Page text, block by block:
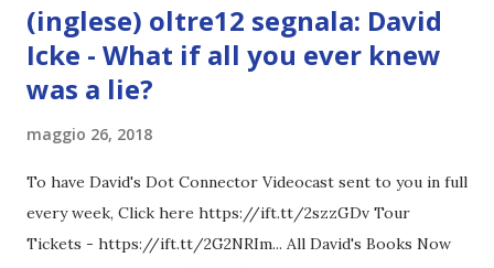
(inglese) oltre12 segnala: David
Icke - What if all you ever knew
was a lie?
maggio 26, 2018
To have David's Dot Connector Videocast sent to you in full
every week, Click here https://ift.tt/2szzGDv Tour
Tickets - https://ift.tt/2G2NRIm... All David's Books Now